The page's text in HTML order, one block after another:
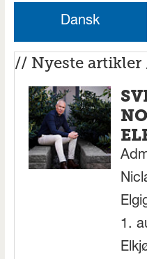
Dansk
// Nyeste artikler
1.